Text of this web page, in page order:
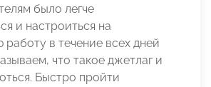
было легче
и настроиться на
работу в течение всех дней
что такое джетлаг и
Быстро пройти